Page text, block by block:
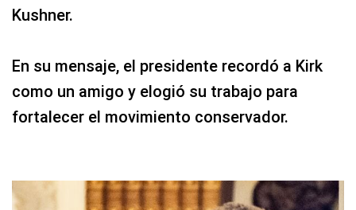
Kushner.
En su mensaje, el presidente recordó a Kirk
como un amigo y elogió su trabajo para
fortalecer el movimiento conservador.